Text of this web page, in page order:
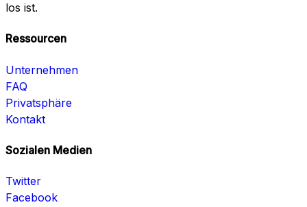
los ist.
Ressourcen
Unternehmen
FAQ
Privatsphäre
Kontakt
Sozialen Medien
Twitter
Facebook